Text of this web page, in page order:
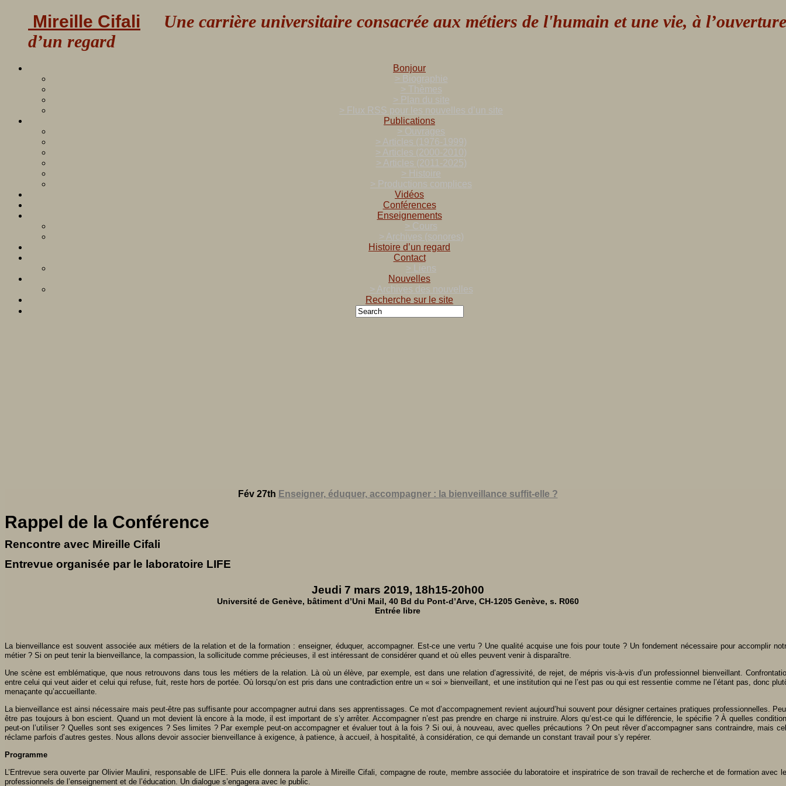
Mireille Cifali Une carrière universitaire consacrée aux métiers de l'humain et une vie, à l’ouverture
d’un regard
Bonjour
> Biographie
> Thèmes
> Plan du site
> Flux RSS pour les nouvelles d’un site
Publications
> Ouvrages
> Articles (1976-1999)
> Articles (2000-2010)
> Articles (2011-2025)
> Histoire
> Productions complices
Vidéos
Conférences
Enseignements
> Cours
> Archives (sonores)
Histoire d’un regard
Contact
> Liens
Nouvelles
> Archives des nouvelles
Recherche sur le site
Fév 27th Enseigner, éduquer, accompagner : la bienveillance suffit-elle ?
Rappel de la Conférence
Rencontre avec Mireille Cifali
Entrevue organisée par le laboratoire LIFE
Jeudi 7 mars 2019, 18h15-20h00
Université de Genève, bâtiment d’Uni Mail, 40 Bd du Pont-d’Arve, CH-1205 Genève, s. R060
Entrée libre
La bienveillance est souvent associée aux métiers de la relation et de la formation : enseigner, éduquer, accompagner. Est-ce une vertu ? Une qualité acquise une fois pour toute ? Un fondement nécessaire pour accomplir
métier ? Si on peut tenir la bienveillance, la compassion, la sollicitude comme précieuses, il est intéressant de considérer quand et où elles peuvent venir à disparaître.
Une scène est emblématique, que nous retrouvons dans tous les métiers de la relation. Là où un élève, par exemple, est dans une relation d’agressivité, de rejet, de mépris vis-à-vis d’un professionnel bienveillant.
entre celui qui veut aider et celui qui refuse, fuit, reste hors de portée. Où lorsqu’on est pris dans une contradiction entre un « soi » bienveillant, et une institution qui ne l’est pas ou qui est ressentie comme ne l’étant pas, donc
menaçante qu’accueillante.
La bienveillance est ainsi nécessaire mais peut-être pas suffisante pour accompagner autrui dans ses apprentissages. Ce mot d’accompagnement revient aujourd’hui souvent pour désigner certaines pratiques professionnelles.
être pas toujours à bon escient. Quand un mot devient là encore à la mode, il est important de s’y arrêter. Accompagner n’est pas prendre en charge ni instruire. Alors qu’est-ce qui le différencie, le spécifie ? À quelles
peut-on l’utiliser ? Quelles sont ses exigences ? Ses limites ? Par exemple peut-on accompagner et évaluer tout à la fois ? Si oui, à nouveau, avec quelles précautions ? On peut rêver d’accompagner sans contraindre, mais
réclame parfois d’autres gestes. Nous allons devoir associer bienveillance à exigence, à patience, à accueil, à hospitalité, à considération, ce qui demande un constant travail pour s’y repérer.
Programme
L’Entrevue sera ouverte par Olivier Maulini, responsable de LIFE. Puis elle donnera la parole à Mireille Cifali, compagne de route, membre associée du laboratoire et inspiratrice de son travail de recherche et de formation avec
professionnels de l’enseignement et de l’éducation. Un dialogue s’engagera avec le public.